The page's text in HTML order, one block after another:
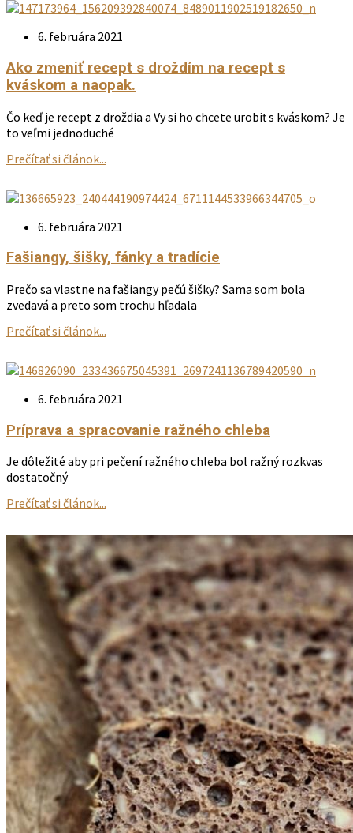
6. februára 2021
Ako zmeniť recept s droždím na recept s
kváskom a naopak.
Čo keď je recept z droždia a Vy si ho chcete urobiť s kváskom? Je
to veľmi jednoduché
Prečítať si článok...
6. februára 2021
Fašiangy, šišky, fánky a tradície
Prečo sa vlastne na fašiangy pečú šišky? Sama som bola
zvedavá a preto som trochu hľadala
Prečítať si článok...
6. februára 2021
Príprava a spracovanie ražného chleba
Je dôležité aby pri pečení ražného chleba bol ražný rozkvas
dostatočný
Prečítať si článok...